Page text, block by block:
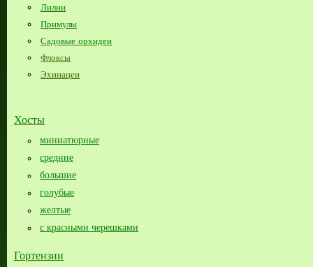
Лилии
Примулы
Садовые орхидеи
Флоксы
Эхинацеи
Хосты
миниатюрные
средние
большие​
голубые
желтые
с красными черешками
Гортензии